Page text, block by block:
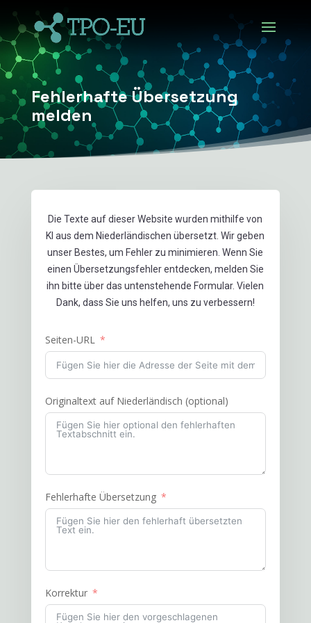
Fehlerhafte Übersetzung
melden
Die Texte auf dieser Website wurden mithilfe von
KI aus dem Niederländischen übersetzt. Wir geben
unser Bestes, um Fehler zu minimieren. Wenn Sie
einen Übersetzungsfehler entdecken, melden Sie
ihn bitte über das untenstehende Formular. Vielen
Dank, dass Sie uns helfen, uns zu verbessern!
Seiten-URL
Originaltext auf Niederländisch (optional)
Fehlerhafte Übersetzung
Korrektur